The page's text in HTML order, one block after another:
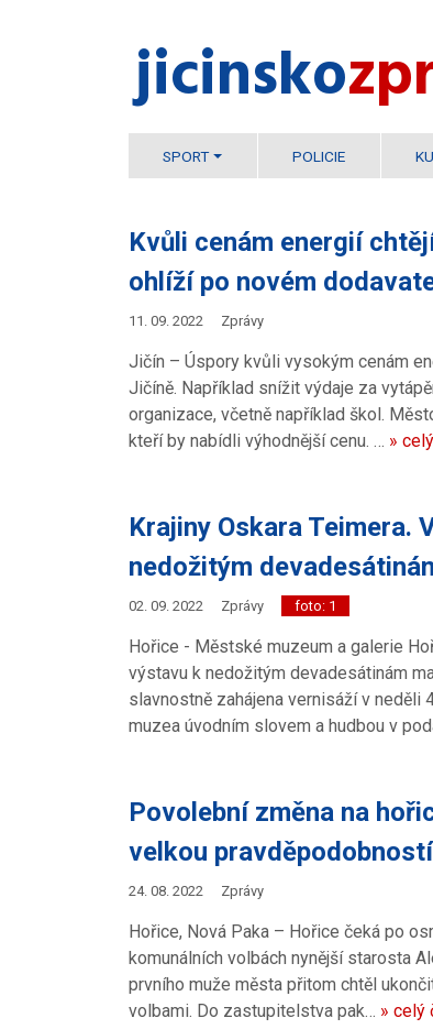
jicinsko​
SPORT POLICIE
Kvůli cenám energií
ohlíží po novém
11. 09. 2022 Zprávy
Jičín – Úspory kvůli vysokým cenám
Jičíně. Například snížit výdaje za
organizace, včetně například škol.
kteří by nabídli výhodnější cenu. … »
Krajiny Oskara Teimera.
nedožitým
02. 09. 2022 Zprávy foto: 1
Hořice - Městské muzeum a galerie
výstavu k nedožitým devadesátinám
slavnostně zahájena vernisáží v neděli
muzea úvodním slovem a hudbou v
Povolební změna na
velkou
24. 08. 2022 Zprávy
Hořice, Nová Paka – Hořice čeká po
komunálních volbách nynější starosta
prvního muže města přitom chtěl
volbami. Do zastupitelstva pak… » celý